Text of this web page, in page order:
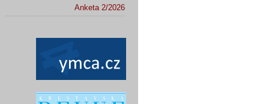
Anketa 2/2026